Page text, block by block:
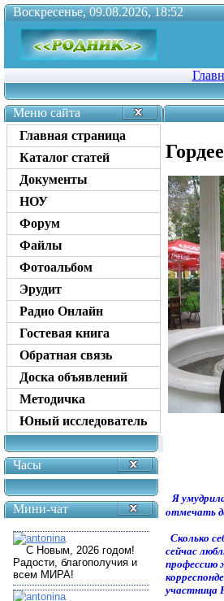
Воскресенье, 09.08.2026, 18:52
Меню сайта
Главная страница
Каталог статей
Документы
НОУ
Форум
Файлы
Фотоальбом
Эрудит
Радио Онлайн
Гостевая книга
Обратная связь
Доска объявлений
Методичка
Юный исследователь
Часы
Мини-чат
Я
отмечать
Сколько
сейчас
профессию
участница